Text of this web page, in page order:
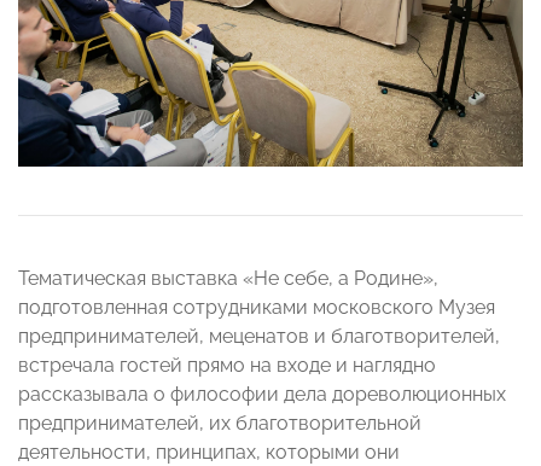
Тематическая выставка «Не себе, а Родине»,
подготовленная сотрудниками московского Музея
предпринимателей, меценатов и благотворителей,
встречала гостей прямо на входе и наглядно
рассказывала о философии дела дореволюционных
предпринимателей, их благотворительной
деятельности, принципах, которыми они